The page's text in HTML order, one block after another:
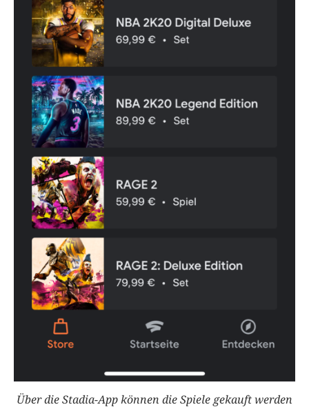
Über die Stadia-App können die Spiele gekauft werden